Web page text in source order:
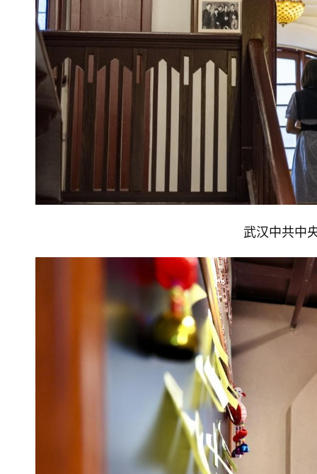
武汉中共中